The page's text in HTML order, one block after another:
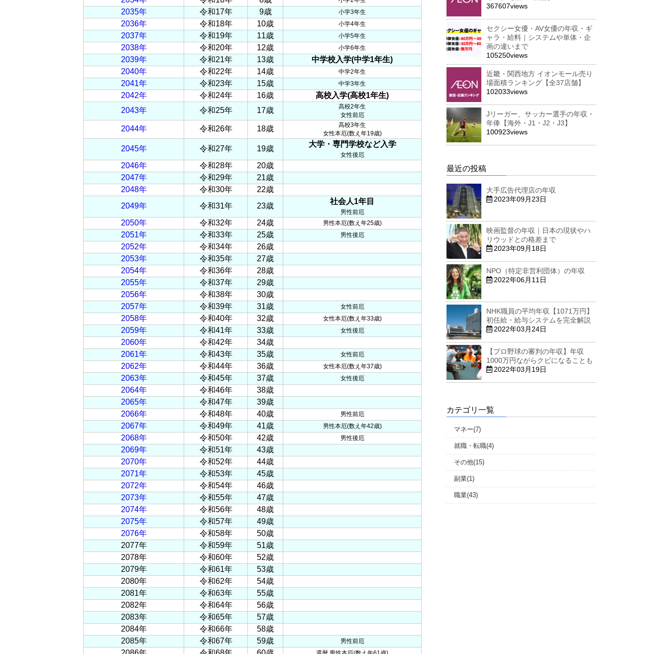
2035年 令和17年 9歳 小学3年生
2036年 令和18年 10歳 小学4年生
2037年 令和19年 11歳 小学5年生
2038年 令和20年 12歳 小学6年生
2039年 令和21年 13歳
中学校入学(中学1年生)
2040年
令和22年 14歳 中学2年生
2041年 令和23年 15歳 中学3年生
2042年 令和24年 16歳
高校入学(高校1年生)
2043年
令和25年 17歳
高校2年生
女性前厄
2044年 令和26年 18歳
高校3年生
女性本厄(数え年19歳)
2045年 令和27年 19歳
大学・専門学校など入学
女性後厄
2046年 令和28年
20歳
2047年
令和29年
21歳
2048年
令和30年
22歳
2049年
令和31年 23歳
社会人1年目
男性前厄
2050年 令和32年 24歳 男性本厄(数え年25歳)
2051年 令和33年 25歳 男性後厄
2052年 令和34年
26歳
2053年
令和35年
27歳
2054年
令和36年
28歳
2055年
令和37年
29歳
2056年
令和38年
30歳
2057年
令和39年 31歳 女性前厄
2058年 令和40年 32歳 女性本厄(数え年33歳)
2059年 令和41年 33歳 女性後厄
2060年 令和42年
34歳
2061年
令和43年 35歳 女性前厄
2062年 令和44年 36歳 女性本厄(数え年37歳)
2063年 令和45年 37歳 女性後厄
2064年 令和46年
38歳
2065年
令和47年
39歳
2066年
令和48年 40歳 男性前厄
2067年 令和49年 41歳 男性本厄(数え年42歳)
2068年 令和50年 42歳 男性後厄
2069年 令和51年
43歳
2070年
令和52年
44歳
2071年
令和53年
45歳
2072年
令和54年
46歳
2073年
令和55年
47歳
2074年
令和56年
48歳
2075年
令和57年
49歳
2076年
令和58年
50歳
2077年
令和59年
51歳
2078年
令和60年
52歳
2079年
令和61年
53歳
2080年
令和62年
54歳
2081年
令和63年
55歳
2082年
令和64年
56歳
2083年
令和65年
57歳
2084年
令和66年
58歳
2085年
令和67年 59歳 男性前厄
367607views
セクシー女優・AV女優の年収・ギ
ャラ・給料｜システムや単体・企
画の違いまで
105250views
近畿・関西地方 イオンモール売り
場面積ランキング【全37店舗】
102033views
Jリーガー、サッカー選手の年収・
年俸【海外・J1・J2・J3】
100923views
最近の投稿
大手広告代理店の年収
2023年09月23日
映画監督の年収｜日本の現状やハ
リウッドとの格差まで
2023年09月18日
NPO（特定非営利団体）の年収
2022年06月11日
NHK職員の平均年収【1071万円】
初任給・給与システムを完全解説
2022年03月24日
【プロ野球の審判の年収】年収
1000万円ながらクビになることも
2022年03月19日
カテゴリ一覧
マネー(7)
就職・転職(4)
その他(15)
副業(1)
職業(43)